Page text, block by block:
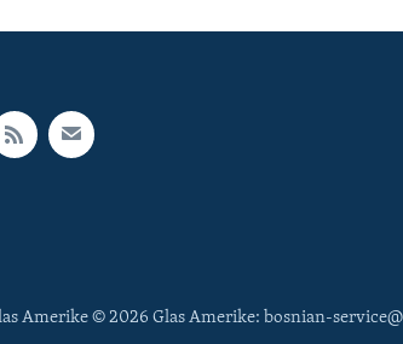
Amerike © 2026 Glas Amerike: bosnian-